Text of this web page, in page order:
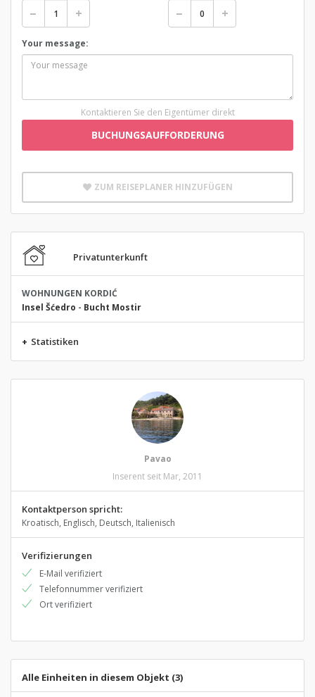
Your message:
Kontaktieren Sie den Eigentümer direkt
BUCHUNGSAUFFORDERUNG
ZUM REISEPLANER HINZUFÜGEN
Privatunterkunft
WOHNUNGEN KORDIĆ
Insel Šćedro - Bucht Mostir
+ Statistiken
Pavao
Inserent seit Mar, 2011
Kontaktperson spricht:
Kroatisch, Englisch, Deutsch, Italienisch
Verifizierungen
E-Mail verifiziert
Telefonnummer verifiziert
Ort verifiziert
Alle Einheiten in diesem Objekt (3)